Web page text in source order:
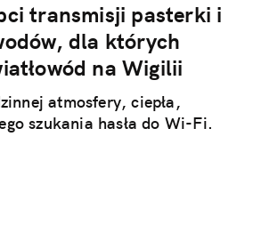
transmisji pasterki i
dla których
na Wigilii
atmosfery, ciepła,
szukania hasła do Wi-Fi.